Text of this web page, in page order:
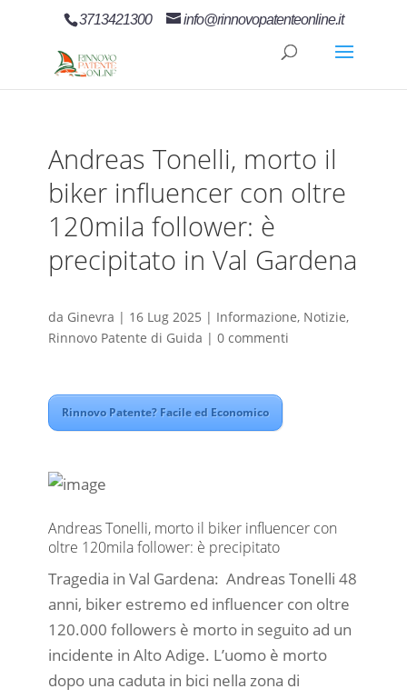
3713421300 info@rinnovopatenteonline.it
Andreas Tonelli, morto il
biker influencer con oltre
120mila follower: è
precipitato in Val Gardena
da Ginevra | 16 Lug 2025 | Informazione, Notizie,
Rinnovo Patente di Guida | 0 commenti
Rinnovo Patente? Facile ed Economico
Andreas Tonelli, morto il biker influencer con
oltre 120mila follower: è precipitato
Tragedia in Val Gardena: Andreas Tonelli 48
anni, biker estremo ed influencer con oltre
120.000 followers è morto in seguito ad un
incidente in Alto Adige. L’uomo è morto
dopo una caduta in bici nella zona di